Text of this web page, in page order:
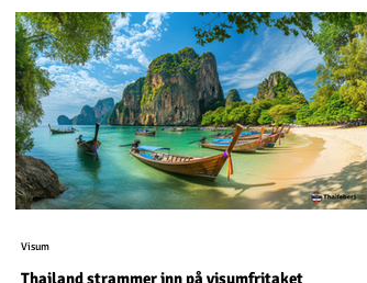
Thailand strammer inn på visumfritaket
Visum